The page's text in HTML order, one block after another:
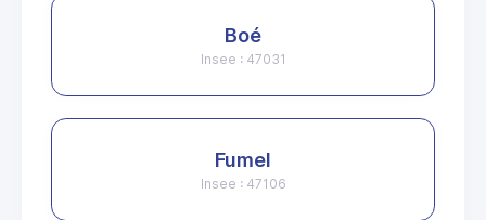
Boé
Insee : 47031
Fumel
Insee : 47106